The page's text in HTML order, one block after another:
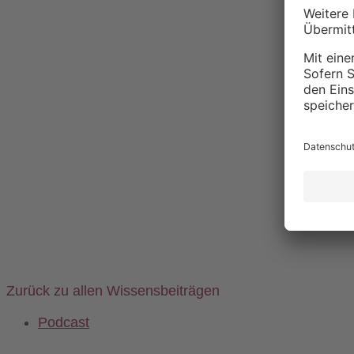
Zurück zu allen Wissensbeiträgen
Podcast